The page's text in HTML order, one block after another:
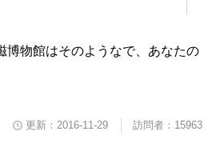
博物館はそのようなで、あなたの
更新：2016-11-29 訪問者：15963